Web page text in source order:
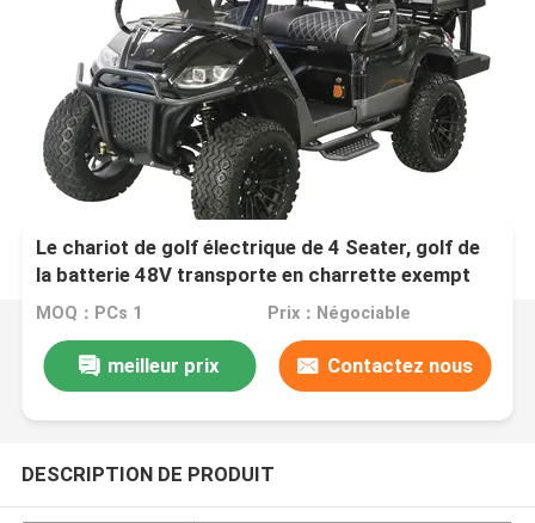
Le chariot de golf électrique de 4 Seater, golf de
la batterie 48V transporte en charrette exempt
d'entretien
MOQ：PCs 1 Prix：Négociable
meilleur prix Contactez nous
DESCRIPTION DE PRODUIT